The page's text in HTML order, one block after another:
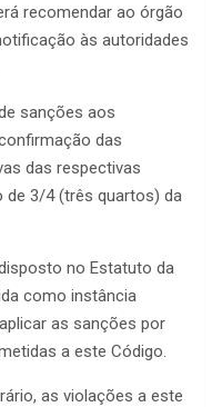
recomendar ao órgão
às autoridades
sanções aos
das
das respectivas
de 3/4 (três quartos) da
no Estatuto da
como instância
as sanções por
a este Código.
as violações a este